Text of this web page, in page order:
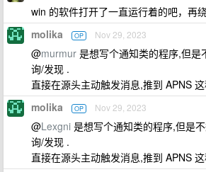
win 的软件打开了一直运行着的吧，再
molika OP Nov 29, 2023
@murmur 是想写个通知类的程序,但是
询/发现 .
直接在源头主动触发消息,推到 APNS
molika OP Nov 29, 2023
@Lexgni 是想写个通知类的程序,但是
询/发现 .
直接在源头主动触发消息,推到 APNS